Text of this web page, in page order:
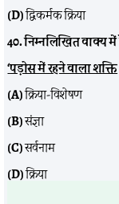
(D)द्विकर्मक क्रिया
40. निम्नलिखित वाक्य
‘पड़ोस में रहने वाला शक्ति
(A)क्रिया-विशेषण
(B)संज्ञा
(C)सर्वनाम
(D)क्रिया